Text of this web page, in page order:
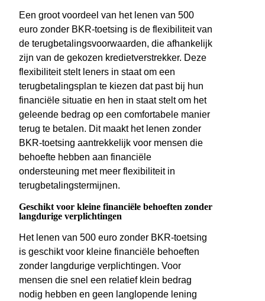
Een groot voordeel van het lenen van 500
euro zonder BKR-toetsing is de flexibiliteit van
de terugbetalingsvoorwaarden, die afhankelijk
zijn van de gekozen kredietverstrekker. Deze
flexibiliteit stelt leners in staat om een
terugbetalingsplan te kiezen dat past bij hun
financiële situatie en hen in staat stelt om het
geleende bedrag op een comfortabele manier
terug te betalen. Dit maakt het lenen zonder
BKR-toetsing aantrekkelijk voor mensen die
behoefte hebben aan financiële
ondersteuning met meer flexibiliteit in
terugbetalingstermijnen.
Geschikt voor kleine financiële behoeften zonder
langdurige verplichtingen
Het lenen van 500 euro zonder BKR-toetsing
is geschikt voor kleine financiële behoeften
zonder langdurige verplichtingen. Voor
mensen die snel een relatief klein bedrag
nodig hebben en geen langlopende lening